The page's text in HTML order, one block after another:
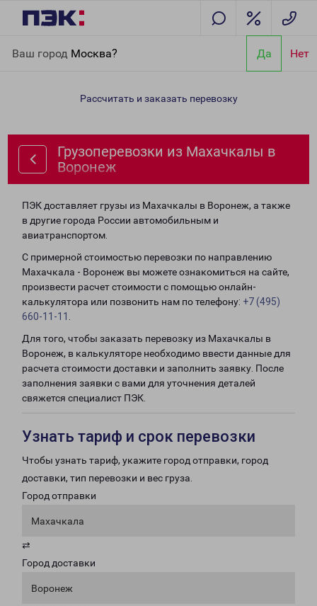
Ваш город Москва? Да Нет
Воронеж
Рассчитать и заказать перевозку
Грузоперевозки из Махачкалы в
Воронеж
ПЭК доставляет грузы из Махачкалы в Воронеж, а также
в другие города России автомобильным и
авиатранспортом.
С примерной стоимостью перевозки по направлению
Махачкала - Воронеж вы можете ознакомиться на сайте,
произвести расчет стоимости с помощью онлайн-
калькулятора или позвонить нам по телефону: +7 (495)
660-11-11
Для того, чтобы заказать перевозку из Махачкалы в
Воронеж, в калькуляторе необходимо ввести данные для
расчета стоимости доставки и заполнить заявку. После
заполнения заявки с вами для уточнения деталей
свяжется специалист ПЭК.
Узнать тариф и срок перевозки
Чтобы узнать тариф, укажите город отправки, город
доставки, тип перевозки и вес груза.
Город отправки
Махачкала
⇄
Город доставки
Воронеж